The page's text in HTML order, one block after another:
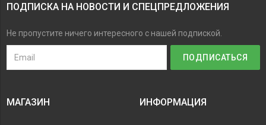
ПОДПИСКА НА НОВОСТИ И СПЕЦПРЕДЛОЖЕНИЯ
Не пропустите ничего интересного с нашей подпиской.
МАГАЗИН ИНФОРМАЦИЯ